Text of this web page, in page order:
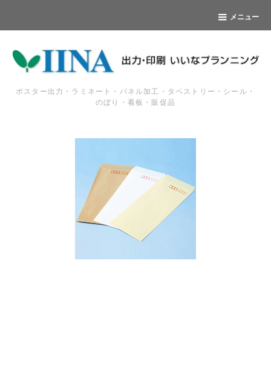
メニュー
ポスター出力・ラミネート・パネル加工・タペストリー・シール・
のぼり・看板・販促品